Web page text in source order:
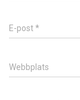
E-post*
Webbplats